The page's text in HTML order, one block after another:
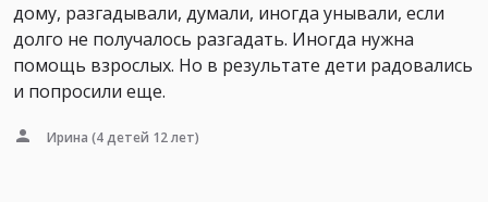
дому, разгадывали, думали, иногда унывали, если
долго не получалось разгадать. Иногда нужна
помощь взрослых. Но в результате дети радовались
и попросили еще.
Ирина (4 детей 12 лет)